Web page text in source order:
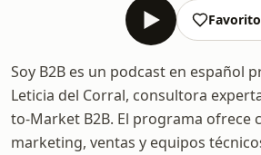
Soy B2B es un podcast en español
Leticia del Corral, consultora
to-Market B2B. El programa ofrece
marketing, ventas y equipos